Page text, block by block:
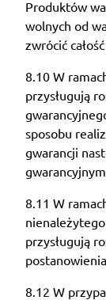
Produktów
wolnych od
zwrócić
8.10 W
przysługują
sposobu
gwarancji
gwarancyjnym.
8.11 W
przysługują
8.12 W